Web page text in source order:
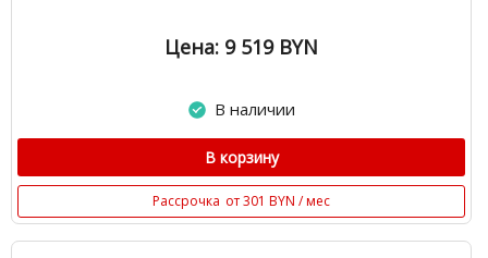
Цена: 9 519 BYN
В наличии
В корзину
Рассрочка от 301 BYN / мес